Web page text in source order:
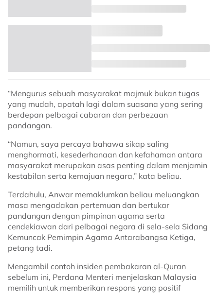
“Mengurus sebuah masyarakat majmuk bukan tugas
yang mudah, apatah lagi dalam suasana yang sering
berdepan pelbagai cabaran dan perbezaan
pandangan.
“Namun, saya percaya bahawa sikap saling
menghormati, kesederhanaan dan kefahaman antara
masyarakat merupakan asas penting dalam menjamin
kestabilan serta kemajuan negara,” kata beliau.
Terdahulu, Anwar memaklumkan beliau meluangkan
masa mengadakan pertemuan dan bertukar
pandangan dengan pimpinan agama serta
cendekiawan dari pelbagai negara di sela-sela Sidang
Kemuncak Pemimpin Agama Antarabangsa Ketiga,
petang tadi.
Mengambil contoh insiden pembakaran al-Quran
sebelum ini, Perdana Menteri menjelaskan Malaysia
memilih untuk memberikan respons yang positif